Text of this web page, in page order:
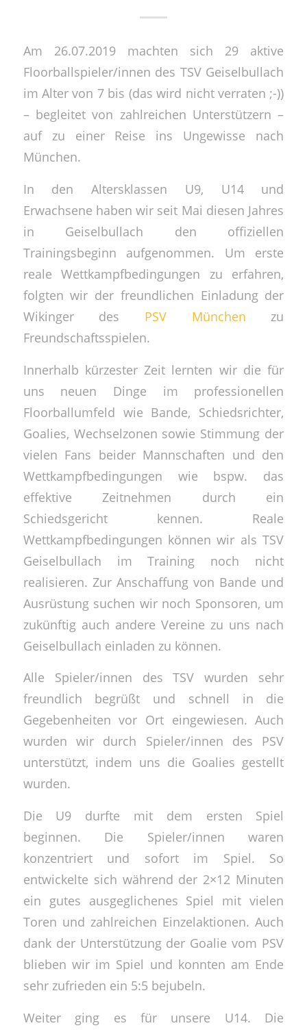
Am 26.07.2019 machten sich 29 aktive
Floorballspieler/innen des TSV Geiselbullach
im Alter von 7 bis (das wird nicht verraten ;-))
– begleitet von zahlreichen Unterstützern –
auf zu einer Reise ins Ungewisse nach
München.
In den Altersklassen U9, U14 und
Erwachsene haben wir seit Mai diesen Jahres
in Geiselbullach den offiziellen
Trainingsbeginn aufgenommen. Um erste
reale Wettkampfbedingungen zu erfahren,
folgten wir der freundlichen Einladung der
Wikinger des PSV München zu
Freundschaftsspielen.
Innerhalb kürzester Zeit lernten wir die für
uns neuen Dinge im professionellen
Floorballumfeld wie Bande, Schiedsrichter,
Goalies, Wechselzonen sowie Stimmung der
vielen Fans beider Mannschaften und den
Wettkampfbedingungen wie bspw. das
effektive Zeitnehmen durch ein
Schiedsgericht kennen. Reale
Wettkampfbedingungen können wir als TSV
Geiselbullach im Training noch nicht
realisieren. Zur Anschaffung von Bande und
Ausrüstung suchen wir noch Sponsoren, um
zukünftig auch andere Vereine zu uns nach
Geiselbullach einladen zu können.
Alle Spieler/innen des TSV wurden sehr
freundlich begrüßt und schnell in die
Gegebenheiten vor Ort eingewiesen. Auch
wurden wir durch Spieler/innen des PSV
unterstützt, indem uns die Goalies gestellt
wurden.
Die U9 durfte mit dem ersten Spiel
beginnen. Die Spieler/innen waren
konzentriert und sofort im Spiel. So
entwickelte sich während der 2×12 Minuten
ein gutes ausgeglichenes Spiel mit vielen
Toren und zahlreichen Einzelaktionen. Auch
dank der Unterstützung der Goalie vom PSV
blieben wir im Spiel und konnten am Ende
sehr zufrieden ein 5:5 bejubeln.
Weiter ging es für unsere U14. Die